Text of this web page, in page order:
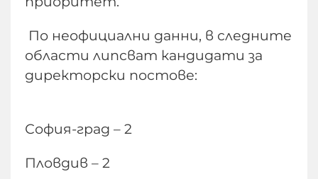
По неофициални данни, в следните
области липсват кандидати за
директорски постове:
София-град – 2
Пловдив – 2